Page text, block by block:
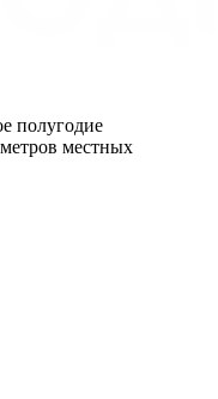
полугодие
местных